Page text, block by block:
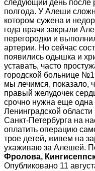
следующий день после
полгода. У Алеши
котором сужена и
года врачи закрыли
перегородки и
артерии. Но сейчас
появились одышка и
уставать, часто
городской больнице
мы лечимся, показало,
правый желудочек
срочно нужна еще
Ленинградской
Санкт-Петербурга на
оплатить операцию
трое детей, живем на
ухаживаю за Алешей.
Фролова,
Опубликовано 11